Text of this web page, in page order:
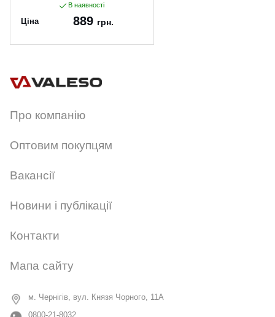
В наявності
Ціна 889 грн.
Про компанію
Оптовим покупцям
Вакансії
Новини і публікації
Контакти
Мапа сайту
м. Чернігів, вул. Князя Чорного, 11А
0800-21-8032